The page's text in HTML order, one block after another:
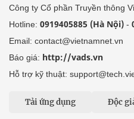
Công ty Cổ phần Truyền thông
Hotline: 0919405885 (Hà Nội) -
Email: contact@vietnamnet.vn
Báo giá: http://vads.vn
Hỗ trợ kỹ thuật:
Tải ứng dụng Độc